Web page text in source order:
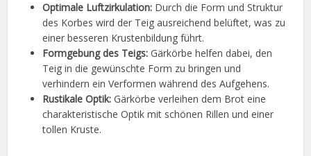
Optimale Luftzirkulation: Durch die Form und Struktur
des Korbes wird der Teig ausreichend belüftet, was zu
einer besseren Krustenbildung führt.
Formgebung des Teigs: Gärkörbe helfen dabei, den
Teig in die gewünschte Form zu bringen und
verhindern ein Verformen während des Aufgehens.
Rustikale Optik: Gärkörbe verleihen dem Brot eine
charakteristische Optik mit schönen Rillen und einer
tollen Kruste.